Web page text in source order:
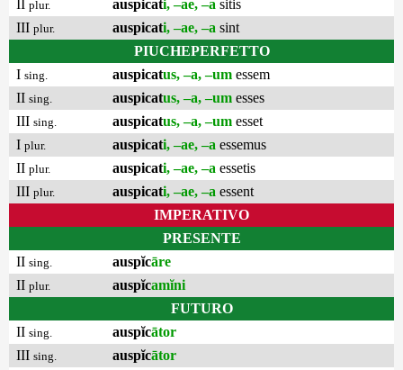
plur. auspicati, –ae, –a sitis
III plur. auspicati, –ae, –a sint
PIUCHEPERFETTO
I sing. auspicatus, –a, –um essem
II sing. auspicatus, –a, –um esses
III sing. auspicatus, –a, –um esset
I plur. auspicati, –ae, –a essemus
II plur. auspicati, –ae, –a essetis
III plur. auspicati, –ae, –a essent
IMPERATIVO
PRESENTE
II sing. auspĭcāre
II plur. auspĭcamĭni
FUTURO
II sing. auspĭcātor
III sing. auspĭcātor